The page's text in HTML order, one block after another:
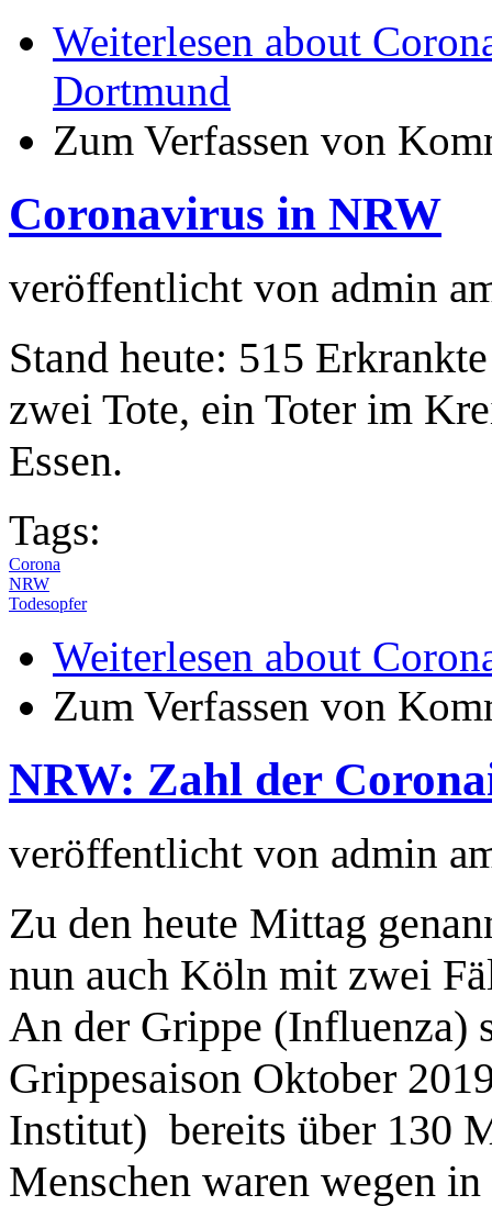
Weiterlesen about
Dortmund
Zum Verfassen von
Coronavirus in NRW
veröffentlicht von admin
Stand heute: 515
zwei Tote, ein Toter im
Essen.
Tags:
Corona
NRW
Todesopfer
Weiterlesen about
Zum Verfassen von
NRW: Zahl der
veröffentlicht von admin
Zu den heute Mittag
nun auch Köln mit zwei
An der Grippe (Influenza)
Grippesaison Oktober
Institut) bereits über 130
Menschen waren wegen